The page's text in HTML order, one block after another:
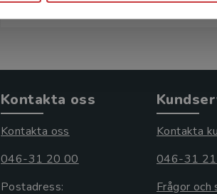
Kontakta oss
Kontakta oss
046-31 20 00
Postadress:
Kontakta
046-31
Frågor och